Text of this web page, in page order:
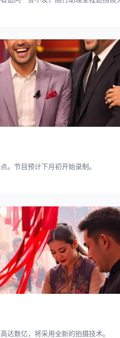
。节目预计下月初开始录制。
达数亿，将采用全新的拍摄技术。